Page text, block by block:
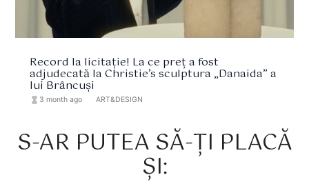
Record la licitație! La ce preț a fost
adjudecată la Christie’s sculptura „Danaida” a
lui Brâncuși
hourglass_full 3 month ago ART&DESIGN
S-AR PUTEA SĂ-ȚI PLACĂ
ȘI: